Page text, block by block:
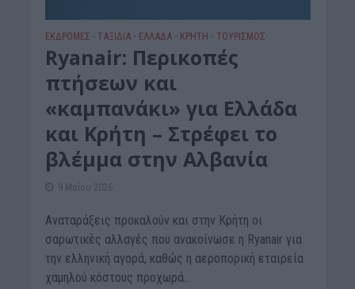
ΕΚΔΡΟΜΈΣ - ΤΑΞΊΔΙΑ • ΕΛΛΑΔΑ • ΚΡΗΤΗ • ΤΟΥΡΙΣΜΟΣ
Ryanair: Περικοπές
πτήσεων και
«καμπανάκι» για Ελλάδα
και Κρήτη – Στρέφει το
βλέμμα στην Αλβανία
9 Μαΐου 2026
Αναταράξεις προκαλούν και στην Κρήτη οι
σαρωτικές αλλαγές που ανακοίνωσε η Ryanair για
την ελληνική αγορά, καθώς η αεροπορική εταιρεία
χαμηλού κόστους προχωρά...